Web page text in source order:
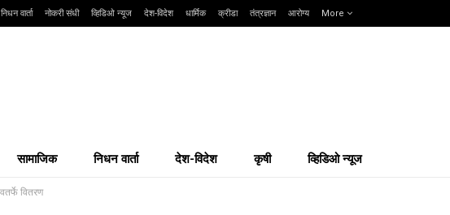
निधन वार्ता नोकरी संधी व्हिडिओ न्यूज देश-विदेश धार्मिक क्रीडा तंत्रज्ञान आरोग्य More
सामाजिक निधन वार्ता देश-विदेश कृषी व्हिडिओ न्यूज
वितरण